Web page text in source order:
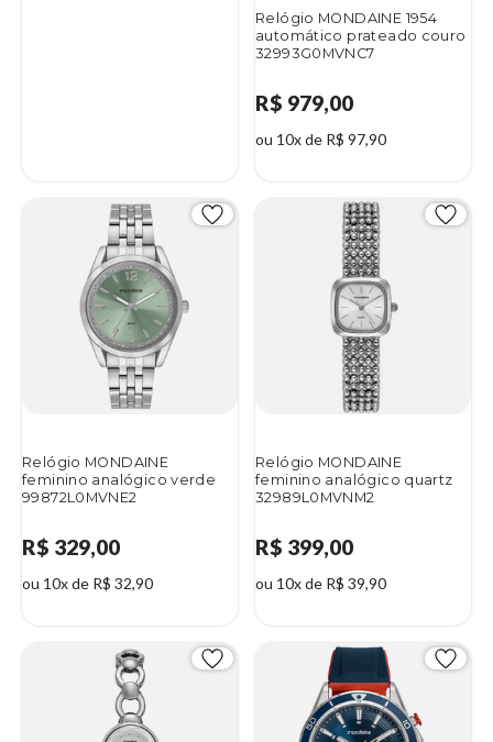
Relógio MONDAINE 1954
automático prateado couro
32993G0MVNC7
R$ 979,00
ou 10x de R$ 97,90
Relógio MONDAINE
feminino analógico verde
99872L0MVNE2
R$ 329,00
ou 10x de R$ 32,90
Relógio MONDAINE
feminino analógico quartz
32989L0MVNM2
R$ 399,00
ou 10x de R$ 39,90